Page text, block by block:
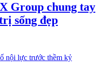
Group chung tay
sống đẹp